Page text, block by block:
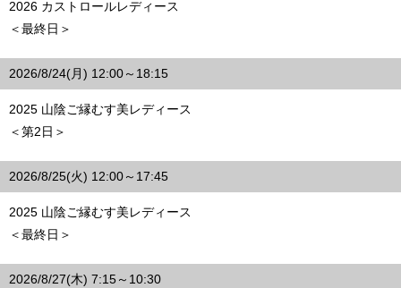
2026 カストロールレディース
＜最終日＞
2026/8/24(月) 12:00～18:15
2025 山陰ご縁むす美レディース
＜第2日＞
2026/8/25(火) 12:00～17:45
2025 山陰ご縁むす美レディース
＜最終日＞
2026/8/27(木) 7:15～10:30